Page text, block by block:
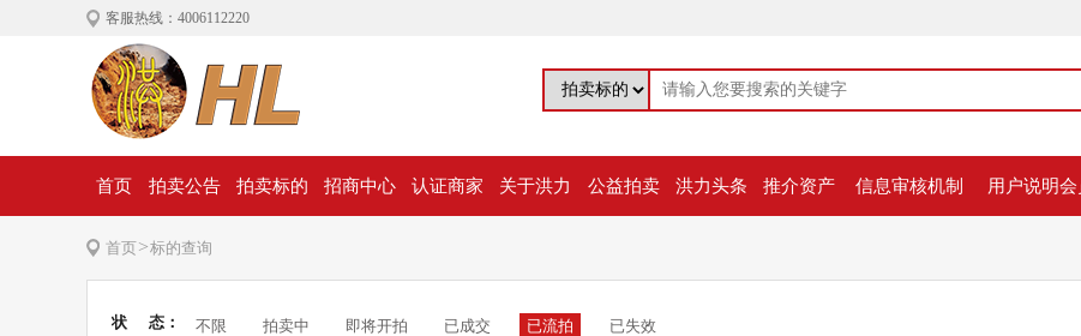
客服热线：4006112220
首页 拍卖公告 拍卖标的 招商中心 认证商家 关于洪力 公益拍卖 洪力头条 推介资产 信息审核机制 用户说明
首页>标的查询
状 态： 不限 拍卖中 即将开拍 已成交 已流拍 已失效